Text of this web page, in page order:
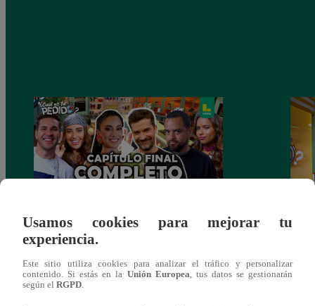
¿CUÁL ES TU PEDIDO? Martes 20 de
Enero – PROGRAMA COMPLETO
Usamos cookies para mejorar tu
experiencia.
Este sitio utiliza cookies para analizar el tráfico y personalizar
contenido. Si estás en la Unión Europea , tus datos se gestionarán
según el RGPD